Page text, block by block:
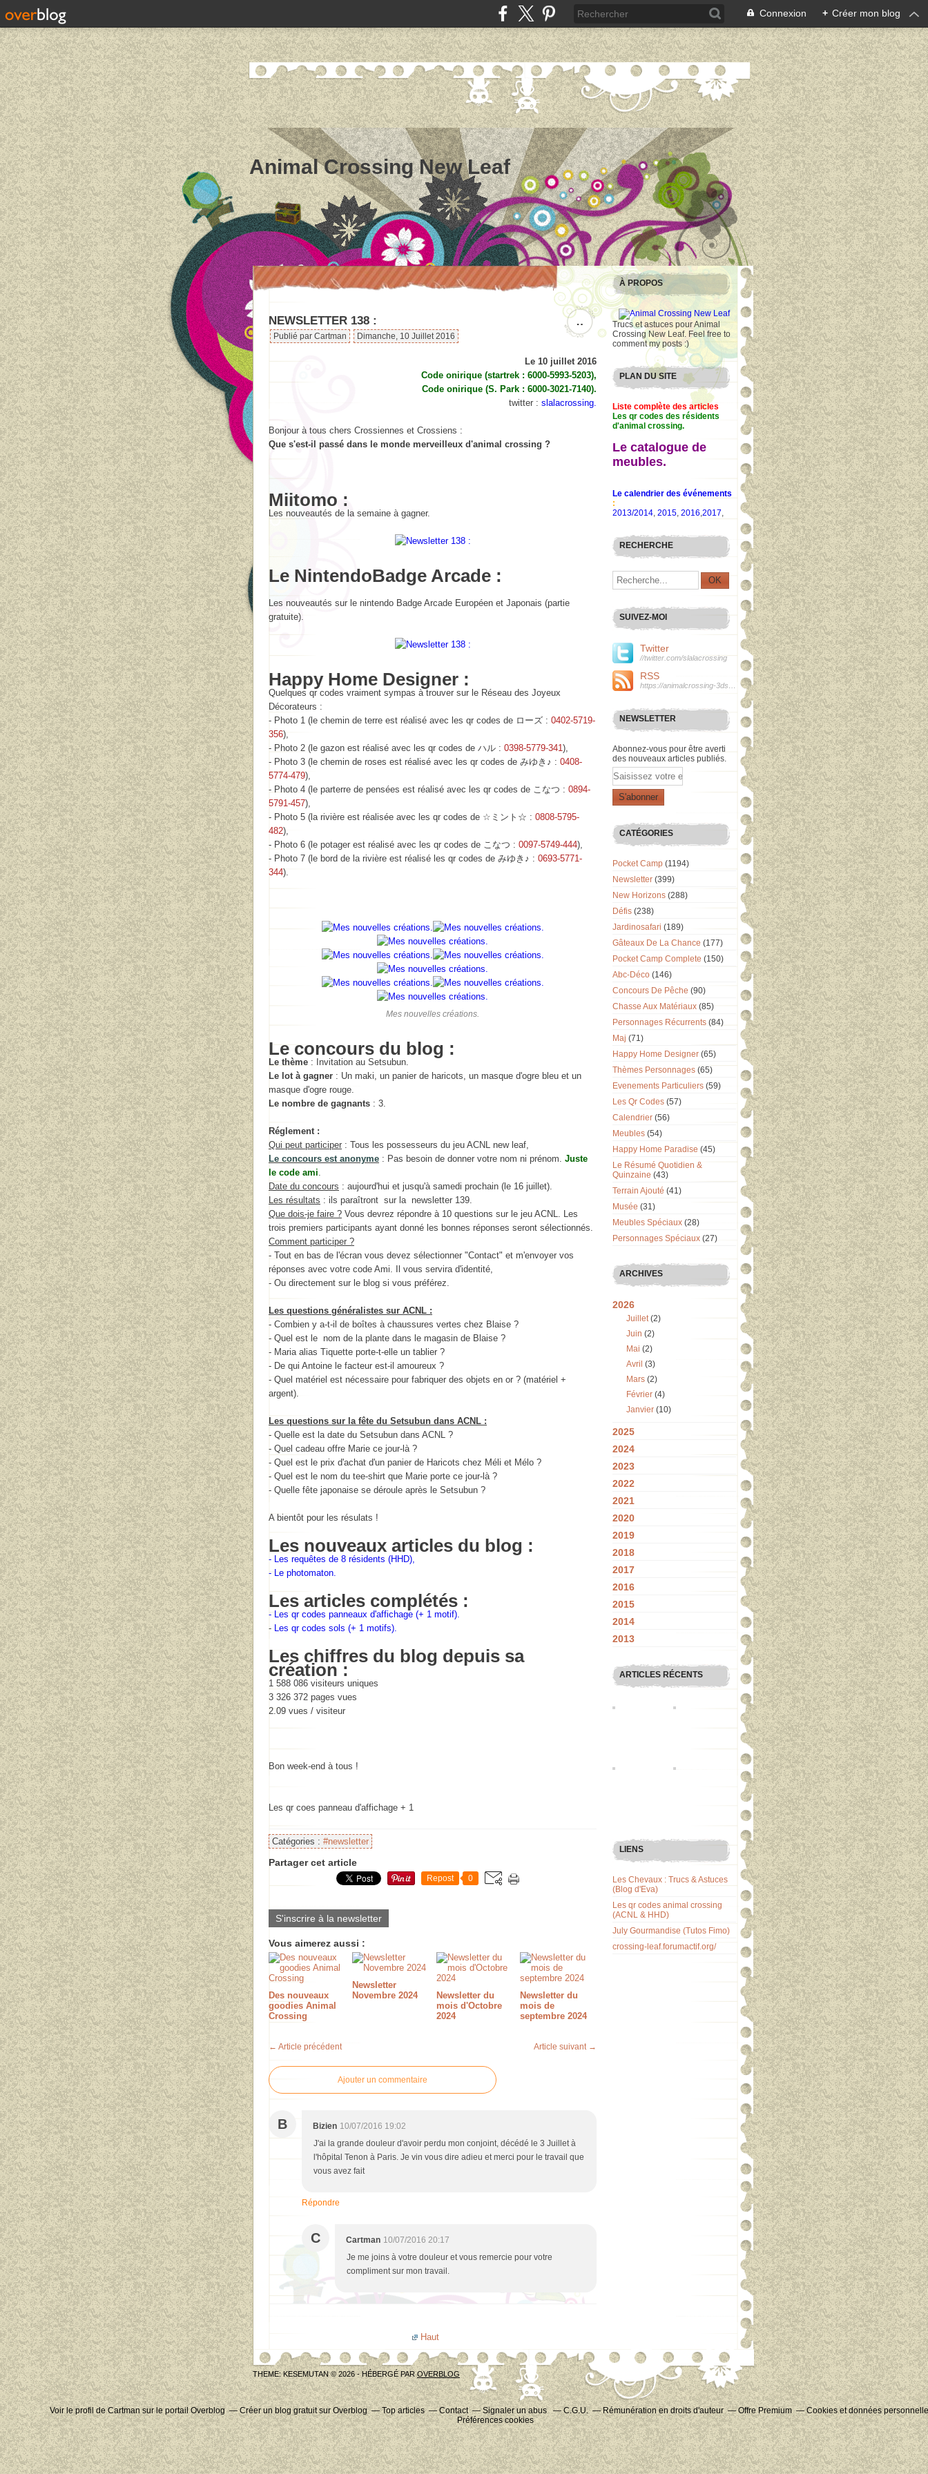
Connexion + Créer mon blog
Animal Crossing New Leaf
…
NEWSLETTER 138 :
Publié par Cartman Dimanche, 10 Juillet 2016
Le 10 juillet 2016
Code onirique (startrek : 6000-5993-5203),
Code onirique (S. Park : 6000-3021-7140).
twitter : slalacrossing.
Bonjour à tous chers Crossiennes et Crossiens :
Que s'est-il passé dans le monde merveilleux d'animal crossing ?
Miitomo :
Les nouveautés de la semaine à gagner.
Le NintendoBadge Arcade :
Les nouveautés sur le nintendo Badge Arcade Européen et Japonais (partie
gratuite).
Happy Home Designer :
Quelques qr codes vraiment sympas à trouver sur le Réseau des Joyeux
Décorateurs :
- Photo 1 (le chemin de terre est réalisé avec les qr codes de ローズ : 0402-5719-
356),
- Photo 2 (le gazon est réalisé avec les qr codes de ハル : 0398-5779-341),
- Photo 3 (le chemin de roses est réalisé avec les qr codes de みゆき ♪ : 0408-
5774-479),
- Photo 4 (le parterre de pensées est réalisé avec les qr codes de こなつ : 0894-
5791-457),
- Photo 5 (la rivière est réalisée avec les qr codes de ☆ミント☆ : 0808-5795-
482),
- Photo 6 (le potager est réalisé avec les qr codes de こなつ : 0097-5749-444),
- Photo 7 (le bord de la rivière est réalisé les qr codes de みゆき ♪ : 0693-5771-
344).
Mes nouvelles créations.
Le concours du blog :
Le thème : Invitation au Setsubun.
Le lot à gagner : Un maki, un panier de haricots, un masque d'ogre bleu et un
masque d'ogre rouge.
Le nombre de gagnants : 3.
Réglement :
Qui peut participer : Tous les possesseurs du jeu ACNL new leaf,
Le concours est anonyme : Pas besoin de donner votre nom ni prénom. Juste
le code ami.
Date du concours : aujourd'hui et jusqu'à samedi prochain (le 16 juillet).
Les résultats : ils paraîtront sur la newsletter 139.
Que dois-je faire ? Vous devrez répondre à 10 questions sur le jeu ACNL. Les
trois premiers participants ayant donné les bonnes réponses seront sélectionnés.
Comment participer ?
- Tout en bas de l'écran vous devez sélectionner "Contact" et m'envoyer vos
réponses avec votre code Ami. Il vous servira d'identité,
- Ou directement sur le blog si vous préférez.
Les questions généralistes sur ACNL :
- Combien y a-t-il de boîtes à chaussures vertes chez Blaise ?
- Quel est le nom de la plante dans le magasin de Blaise ?
- Maria alias Tiquette porte-t-elle un tablier ?
- De qui Antoine le facteur est-il amoureux ?
- Quel matériel est nécessaire pour fabriquer des objets en or ? (matériel +
argent).
Les questions sur la fête du Setsubun dans ACNL :
- Quelle est la date du Setsubun dans ACNL ?
- Quel cadeau offre Marie ce jour-là ?
- Quel est le prix d'achat d'un panier de Haricots chez Méli et Mélo ?
- Quel est le nom du tee-shirt que Marie porte ce jour-là ?
- Quelle fête japonaise se déroule après le Setsubun ?
A bientôt pour les résulats !
Les nouveaux articles du blog :
- Les requêtes de 8 résidents (HHD),
- Le photomaton.
Les articles complétés :
- Les qr codes panneaux d'affichage (+ 1 motif).
- Les qr codes sols (+ 1 motifs).
Les chiffres du blog depuis sa
création :
1 588 086 visiteurs uniques
3 326 372 pages vues
2.09 vues / visiteur
Bon week-end à tous !
Les qr coes panneau d'affichage + 1
Catégories : #newsletter
Partager cet article
Repost 0
S'inscrire à la newsletter
Vous aimerez aussi :
Des nouveaux
goodies Animal
Crossing
Newsletter
Novembre 2024
Newsletter du
mois d'Octobre
2024
Newsletter du
mois de
septembre 2024
← Article précédent Article suivant →
Ajouter un commentaire
B Bizien 10/07/2016 19:02
J'ai la grande douleur d'avoir perdu mon conjoint, décédé le 3 Juillet à
l'hôpital Tenon à Paris. Je vin vous dire adieu et merci pour le travail que
vous avez fait
Répondre
C Cartman 10/07/2016 20:17
Je me joins à votre douleur et vous remercie pour votre
compliment sur mon travail.
Haut
À PROPOS
Trucs et astuces pour Animal
Crossing New Leaf. Feel free to
comment my posts :)
PLAN DU SITE
Liste complète des articles
Les qr codes des résidents
d'animal crossing.
Le catalogue de
meubles.
Le calendrier des événements
:
2013/2014, 2015, 2016,2017,
RECHERCHE
SUIVEZ-MOI
Twitter
//twitter.com/slalacrossing
RSS
NEWSLETTER
Abonnez-vous pour être averti
des nouveaux articles publiés.
Email
CATÉGORIES
Pocket Camp (1194)
Newsletter (399)
New Horizons (288)
Défis (238)
Jardinosafari (189)
Gâteaux De La Chance (177)
Pocket Camp Complete (150)
Abc-Déco (146)
Concours De Pêche (90)
Chasse Aux Matériaux (85)
Personnages Récurrents (84)
Maj (71)
Happy Home Designer (65)
Thèmes Personnages (65)
Evenements Particuliers (59)
Les Qr Codes (57)
Calendrier (56)
Meubles (54)
Happy Home Paradise (45)
Le Résumé Quotidien &
Quinzaine (43)
Terrain Ajouté (41)
Musée (31)
Meubles Spéciaux (28)
Personnages Spéciaux (27)
ARCHIVES
2026
Juillet(2)
Juin (2)
Mai (2)
Avril (3)
Mars (2)
Février (4)
Janvier (10)
2025
2024
2023
2022
2021
2020
2019
2018
2017
2016
2015
2014
2013
ARTICLES RÉCENTS
LIENS
Les Chevaux : Trucs & Astuces
(Blog d'Eva)
Les qr codes animal crossing
(ACNL & HHD)
July Gourmandise (Tutos Fimo)
crossing-leaf.forumactif.org/
THEME: KESEMUTAN © 2026 - HÉBERGÉ PAROVERBLOG
Voir le profil deCartmansur le portail Overblog Créer un blog gratuit sur Overblog Top articles Contact Signaler un abus C.G.U. Rémunération en droits d'auteur Offre Premium
Cookies et données
Préférences cookies